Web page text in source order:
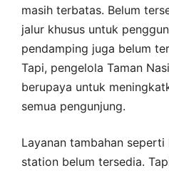
masih terbatas. Belum
jalur khusus untuk
pendamping juga belum
Tapi, pengelola Taman
berupaya untuk
semua pengunjung.
Layanan tambahan
station belum tersedia.